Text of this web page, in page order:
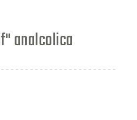
analcolica